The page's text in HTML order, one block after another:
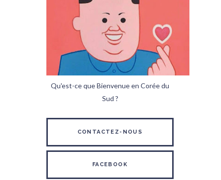
Qu'est-ce que Bienvenue en Corée du
Sud ?
CONTACTEZ-NOUS
FACEBOOK